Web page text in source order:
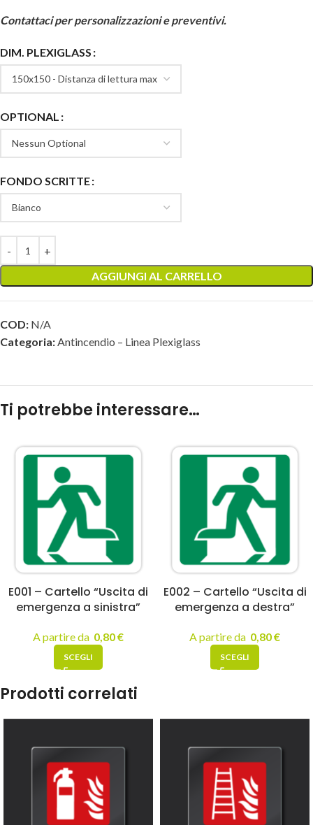
Contattaci per personalizzazioni e preventivi.
DIM. PLEXIGLASS
OPTIONAL
FONDO SCRITTE
AGGIUNGI AL CARRELLO
COD: N/A
Categoria:Antincendio – Linea Plexiglass
Ti potrebbe interessare…
E001 – Cartello “Uscita di
emergenza a sinistra”
A partire da 0,80€
SCEGLI
E002 – Cartello “Uscita di
emergenza a destra”
A partire da 0,80€
SCEGLI
Prodotti correlati